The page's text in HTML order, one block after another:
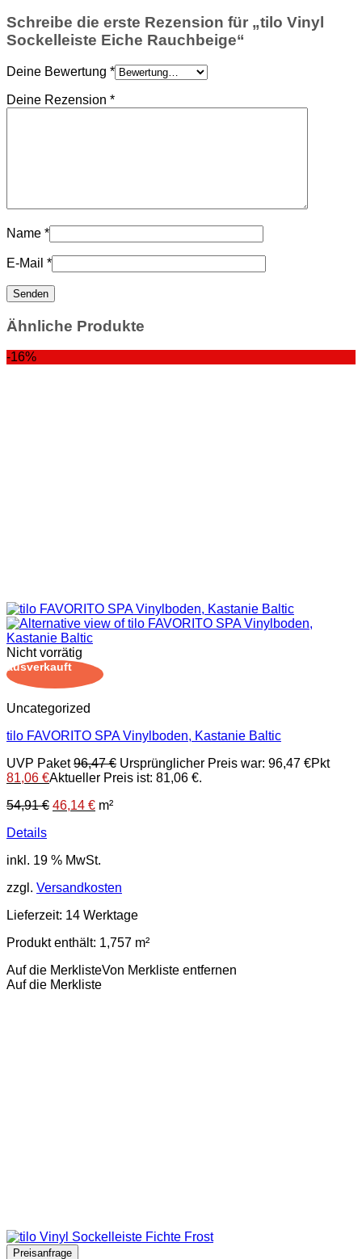
Schreibe die erste Rezension für „tilo Vinyl
Sockelleiste Eiche Rauchbeige“
Deine Bewertung *
Deine Rezension *
Name *
E-Mail *
Ähnliche Produkte
-16%
Nicht vorrätig
ausverkauft
Uncategorized
tilo FAVORITO SPA Vinylboden, Kastanie Baltic
UVP Paket 96,47€ Ursprünglicher Preis war: 96,47 €Pkt
81,06 €Aktueller Preis ist: 81,06 €.
54,91€ 46,14 € m²
Details
inkl. 19 % MwSt.
zzgl. Versandkosten
Lieferzeit: 14 Werktage
Produkt enthält: 1,757 m²
Auf die MerklisteVon Merkliste entfernen
Auf die Merkliste